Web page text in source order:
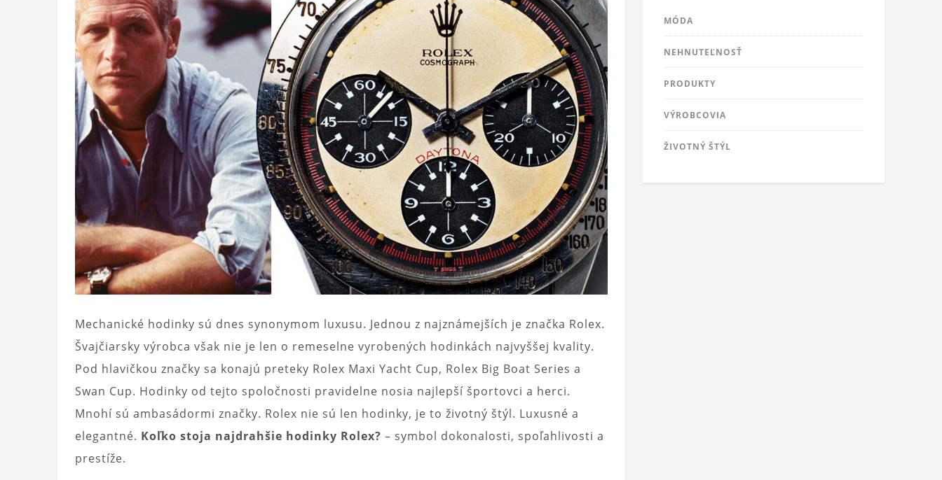
Mechanické hodinky sú dnes synonymom luxusu. Jednou z najznámejších je značka Rolex.
Švajčiarsky výrobca však nie je len o remeselne vyrobených hodinkách najvyššej kvality.
Pod hlavičkou značky sa konajú preteky Rolex Maxi Yacht Cup, Rolex Big Boat Series a
Swan Cup. Hodinky od tejto spoločnosti pravidelne nosia najlepší športovci a herci.
Mnohí sú ambasádormi značky. Rolex nie sú len hodinky, je to životný štýl. Luxusné a
elegantné. Koľko stoja najdrahšie hodinky Rolex? – symbol dokonalosti, spoľahlivosti a
prestíže.
MÓDA
NEHNUTEĽNOSŤ
PRODUKTY
VÝROBCOVIA
ŽIVOTNÝ ŠTÝL